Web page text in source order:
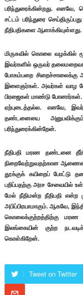
பரிந்துரைக்கின்றது.
சட்டம் பரிந்துரை
நீதிபதிகளை ஆளாக்கியுள்ளது.
மிருசுவில் கொலை வழக்கில்
இவர்களில் ஒருவர்
போகம்பறை சிறைச்சாலைக்கு
இளைஞர்கள். அவர்கள் வாழ
பிரஜைகள் மாண்டு
ஏற்புடைத்தல்ல. எனவே,
தண்டனையை
பரிந்துரைக்கின்றேன்.
நீதிபதி மரண தண்டனை
நிறைவேற்றுவதற்கான
தூக்குக் கயிறைப் போட்டு
பறிப்பதற்கு அரச சேவையில்
மேல் நீதிமன்ற நீதிபதி என்ற
அபிப்பிரயாமாகும். ஆகவே,
கொலைக்குற்றத்திற்கு
இலங்கையின் குற்ற
கொள்கிறேன்.
Tweet on Twitter